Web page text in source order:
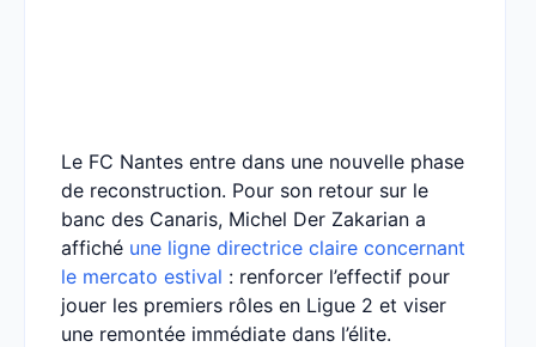
Le FC Nantes entre dans une nouvelle phase
de reconstruction. Pour son retour sur le
banc des Canaris, Michel Der Zakarian a
affiché une ligne directrice claire concernant
le mercato estival : renforcer l’effectif pour
jouer les premiers rôles en Ligue 2 et viser
une remontée immédiate dans l’élite.